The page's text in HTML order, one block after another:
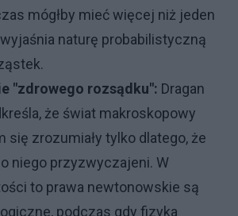
mógłby mieć więcej niż jeden
naturę probabilistyczną
"zdrowego rozsądku": Dragan
że świat makroskopowy
się zrozumiały tylko dlatego, że
niego przyzwyczajeni. W
to prawa newtonowskie są
podczas gdy fizyka